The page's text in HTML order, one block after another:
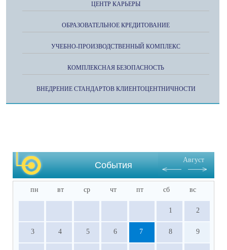
ЦЕНТР КАРЬЕРЫ
ОБРАЗОВАТЕЛЬНОЕ КРЕДИТОВАНИЕ
УЧЕБНО-ПРОИЗВОДСТВЕННЫЙ КОМПЛЕКС
КОМПЛЕКСНАЯ БЕЗОПАСНОСТЬ
ВНЕДРЕНИЕ СТАНДАРТОВ КЛИЕНТОЦЕНТНИЧНОСТИ
События
Август
пн вт ср чт пт сб вс
1 2
3 4 5 6 7 8 9